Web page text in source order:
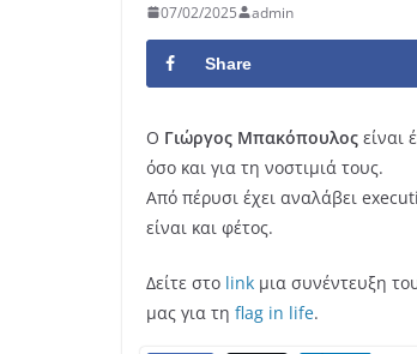
07/02/2025 admin
Share
Ο Γιώργος Μπακόπουλος είναι
όσο και για τη νοστιμιά τους.
Από πέρυσι έχει αναλάβει
είναι και φέτος.
Δείτε στο link μια συνέντευξη
μας για τη flag in life.